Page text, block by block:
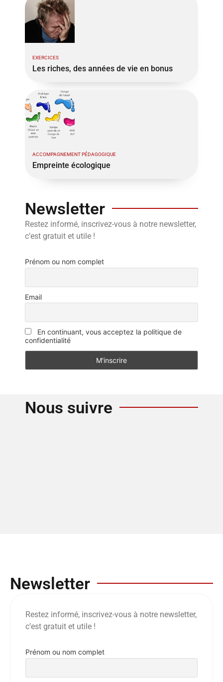
EXERCICES
Les riches, des années de vie en bonus
ACCOMPAGNEMENT PÉDAGOGIQUE
Empreinte écologique
Newsletter
Restez informé, inscrivez-vous à notre newsletter,
c’est gratuit et utile !
Prénom ou nom complet
Email
En continuant, vous acceptez la politique de
confidentialité
Nous suivre
Newsletter
Restez informé, inscrivez-vous à notre newsletter,
c’est gratuit et utile !
Prénom ou nom complet